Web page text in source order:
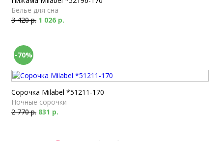
Белье для сна
3 420 р. 1 026 р.
-70%
Сорочка Milabel *51211-170
Ночные сорочки
2 770 р. 831 р.